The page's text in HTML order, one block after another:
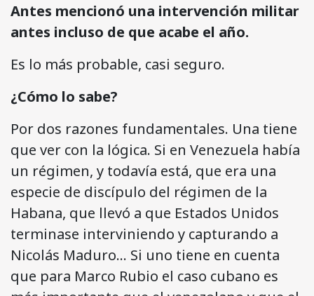
Antes mencionó una intervención militar
antes incluso de que acabe el año.
Es lo más probable, casi seguro.
¿Cómo lo sabe?
Por dos razones fundamentales. Una tiene
que ver con la lógica. Si en Venezuela había
un régimen, y todavía está, que era una
especie de discípulo del régimen de la
Habana, que llevó a que Estados Unidos
terminase interviniendo y capturando a
Nicolás Maduro… Si uno tiene en cuenta
que para Marco Rubio el caso cubano es